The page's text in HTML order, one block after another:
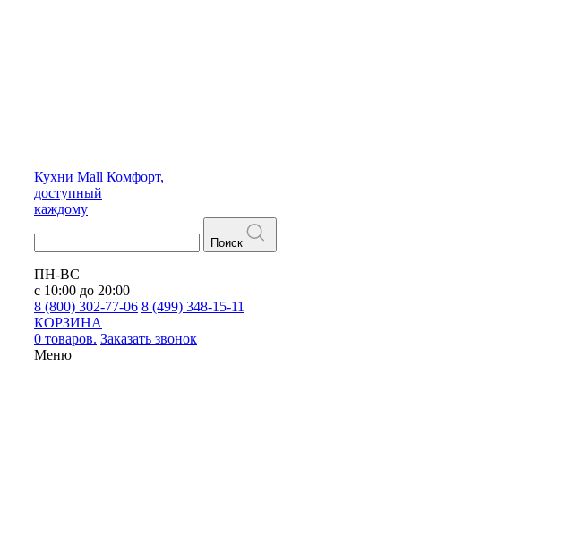
Кухни Mall Комфорт,
доступный
каждому
Поиск
ПН-ВС
с 10:00 до 20:00
8 (800) 302-77-06 8 (499) 348-15-11
КОРЗИНА
0 товаров. Заказать звонок
Меню